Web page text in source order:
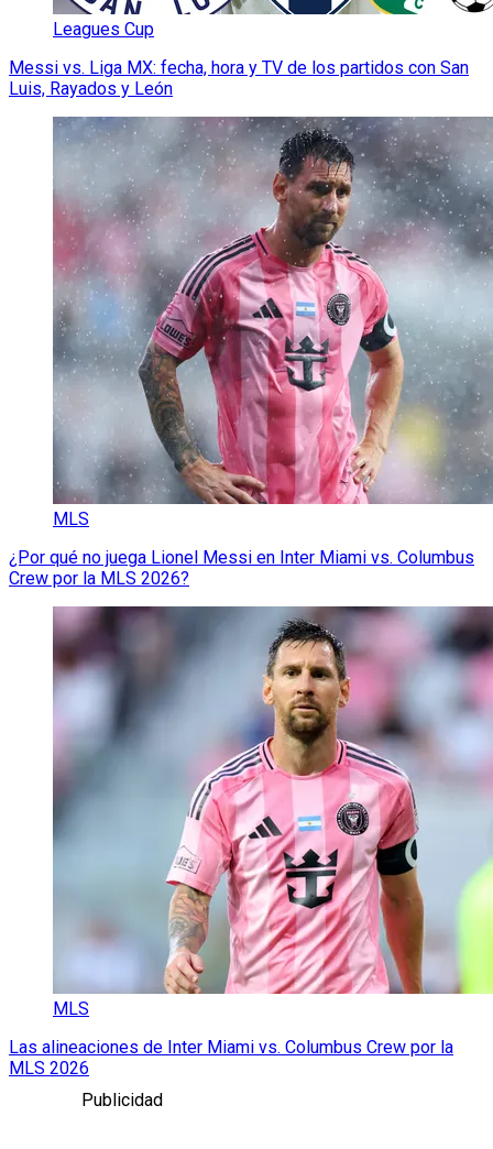
Leagues Cup
Messi vs. Liga MX: fecha, hora y TV de los partidos con San
Luis, Rayados y León
MLS
¿Por qué no juega Lionel Messi en Inter Miami vs. Columbus
Crew por la MLS 2026?
MLS
Las alineaciones de Inter Miami vs. Columbus Crew por la
MLS 2026
Publicidad